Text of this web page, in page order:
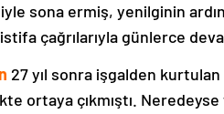
sona ermiş, yenilginin
istifa çağrılarıyla günlerce
27 yıl sonra işgalden
ortaya çıkmıştı.